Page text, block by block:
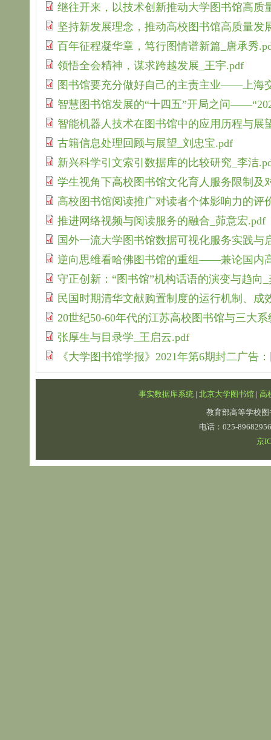
继往开来，以技术创新推动大学图书馆高质
坚持新发展理念，推动高校图书馆高质量发
百年征程凝华章，笃行图情谱新篇_唐承秀
领悟全会精神，谋求跨越发展_王宇.pdf
图书馆要充分做好自己的主责主业——上海
智慧图书馆发展的“十四五”开局之问
智能机器人技术在图书馆中的应用历程与展
古籍信息处理回顾与展望_刘忠宝.pdf
新兴科学引文索引数据库的比较研究_李洁
学生视角下高校图书馆文化育人服务限制
高校图书馆阅读推广对读者个体影响力的评
推进网络视频与阅读服务的融合_茆意宏.pdf
国外一流大学图书馆数据可视化服务实践与
逆向思维看哈佛图书馆的重组——兼论国内
守正创新：“图书馆”机构话语的演变与趋向
民国时期清华文献购置制度的运行机制、成
20世纪50-60年代的江苏高校图书馆与三大
张厚生与目录学_王启云.pdf
《大学图书馆学报》2021年第6期封二广告
事实数据库系统 | 北京大学图书馆| 高
教育部高等学校
电话：025-
京